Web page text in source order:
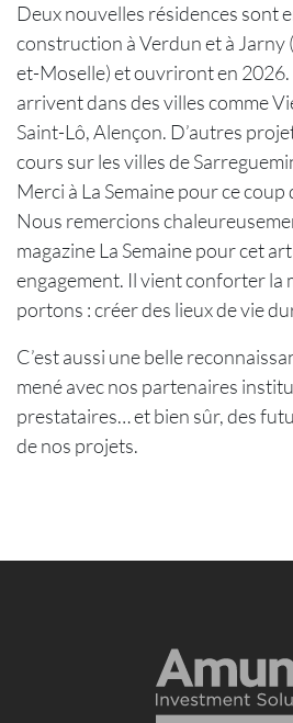
Deux nouvelles résidences sont
construction à Verdun et à
et-Moselle) et ouvriront en 2026.
arrivent dans des villes comme
Saint-Lô, Alençon. D’autres
cours sur les villes de
Merci à La Semaine pour ce
Nous remercions
magazine La Semaine pour cet
engagement. Il vient conforter la
portons : créer des lieux de vie
C’est aussi une belle
mené avec nos partenaires
prestataires… et bien sûr, des
de nos projets.